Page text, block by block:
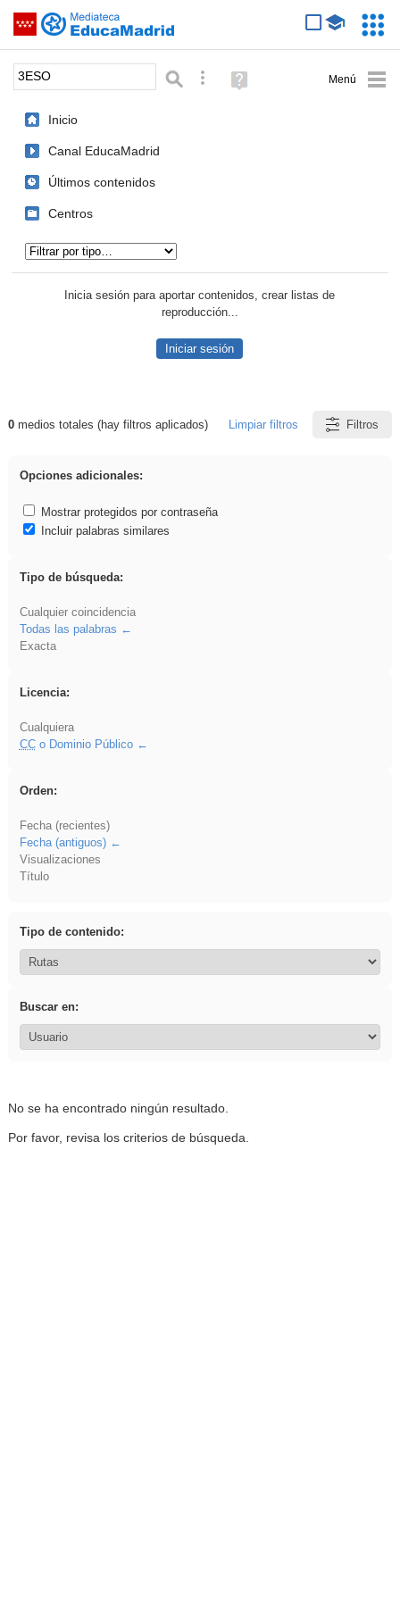
Saltar navegación
Palabra o frase: Búsqueda avanzada
Ayuda
(en
Inicio
Canal EducaMadrid
Últimos contenidos
Centros
Inicia sesión para aportar contenidos, crear listas de
reproducción...
Iniciar sesión
Resultados de: 3ESO
0medios totales (hay filtros aplicados) Limpiar filtros Filtros
Opciones adicionales:
Mostrar protegidos por contraseña
Incluir palabras similares
Tipo de búsqueda:
Cualquier coincidencia
Todas las palabras
Exacta
Licencia:
Cualquiera
CCo Dominio Público
Orden:
Fecha (recientes)
Fecha (antiguos)
Visualizaciones
Título
Tipo de contenido:
Buscar en:
No se ha encontrado ningún resultado.
Por favor, revisa los criterios de búsqueda.